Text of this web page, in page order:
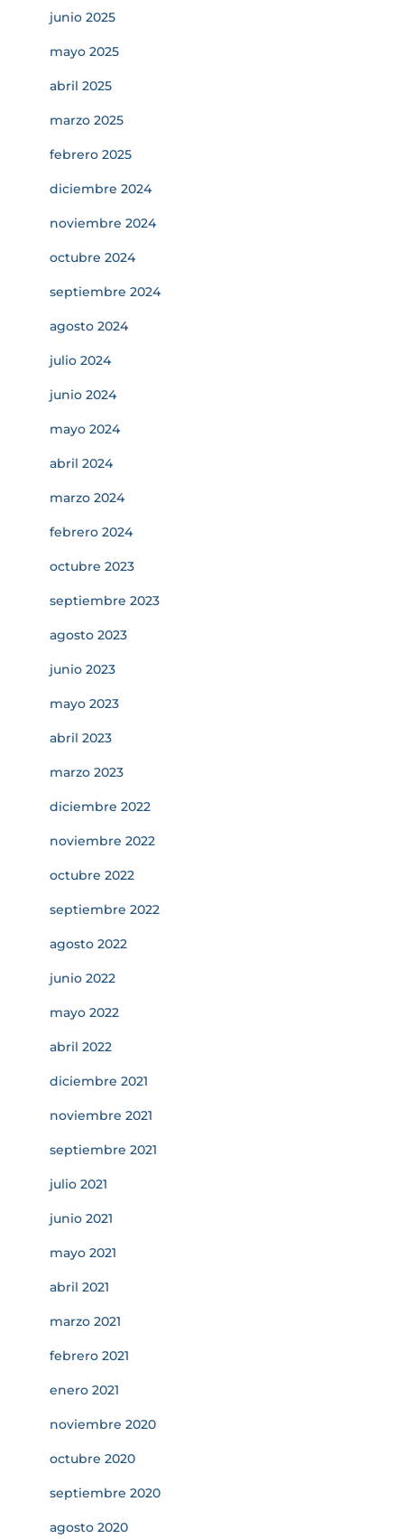
junio 2025
mayo 2025
abril 2025
marzo 2025
febrero 2025
diciembre 2024
noviembre 2024
octubre 2024
septiembre 2024
agosto 2024
julio 2024
junio 2024
mayo 2024
abril 2024
marzo 2024
febrero 2024
octubre 2023
septiembre 2023
agosto 2023
junio 2023
mayo 2023
abril 2023
marzo 2023
diciembre 2022
noviembre 2022
octubre 2022
septiembre 2022
agosto 2022
junio 2022
mayo 2022
abril 2022
diciembre 2021
noviembre 2021
septiembre 2021
julio 2021
junio 2021
mayo 2021
abril 2021
marzo 2021
febrero 2021
enero 2021
noviembre 2020
octubre 2020
septiembre 2020
agosto 2020